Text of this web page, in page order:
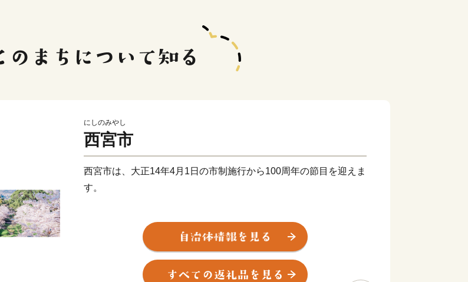
にしのみやし
西宮市
西宮市は、大正14年4月1日の市制施行から100周年の節目を迎えま
す。
古くは、廣田神社・西宮神社などの門前町、宿場町として栄え、江
戸時代には宮水を使った酒造りが盛んになり、明治末期からは住宅
開発が進むとともに、阪神間モダニズム芸術文化の中心地となりま